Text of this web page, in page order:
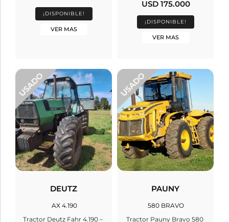
¡DISPONIBLE!
VER MAS
USD 175.000
¡DISPONIBLE!
VER MAS
DEUTZ
AX 4.190
Tractor Deutz Fahr 4.190 –
PAUNY
580 BRAVO
Tractor Pauny Bravo 580